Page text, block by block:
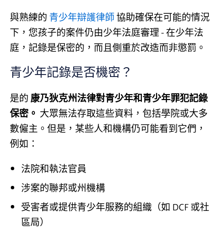
與熟練的青少年辯護律師協助確保在可能的情況
下，您孩子的案件仍由少年法庭審理 - 在少年法
庭，記錄是保密的，而且側重於改造而非懲罰。
青少年記錄是否機密？
是的康乃狄克州法律對青少年和青少年罪犯記錄
保密。 大眾無法存取這些資料，包括學院或大多
數僱主。但是，某些人和機構仍可能看到它們，
例如：
法院和執法官員
涉案的聯邦或州機構
受害者或提供青少年服務的組織（如 DCF 或社
區局）